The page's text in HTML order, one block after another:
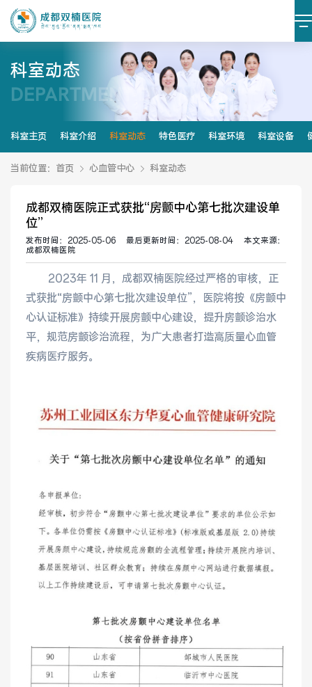
医院简介 医院文化
设施设备 环境照片
大事记
党建阵地 党建动态
榜样力量 学习资料
医技科室
专家团队
专家坐诊 咨询挂号
出/入院服务 健康科普
科室动态
DEPARTMENT DYNAMICS
科室主页 科室介绍 科室动态 特色医疗 科室环境 科室设备
当前位置： 首页 心血管中心 科室动态
成都双楠医院正式获批“房颤中心第七批次建设单
位”
发布时间： 2025-05-06 最后更新时间： 2025-08-04
本文来源：
成都双楠医院
2023年 11 月，成都双楠医院经过严格的审核，正
式获批“房颤中心第七批次建设单位”，医院将按《房颤中
心认证标准》持续开展房颤中心建设，提升房颤诊治水
平，规范房颤诊治流程，为广大患者打造高质量心血管
疾病医疗服务。